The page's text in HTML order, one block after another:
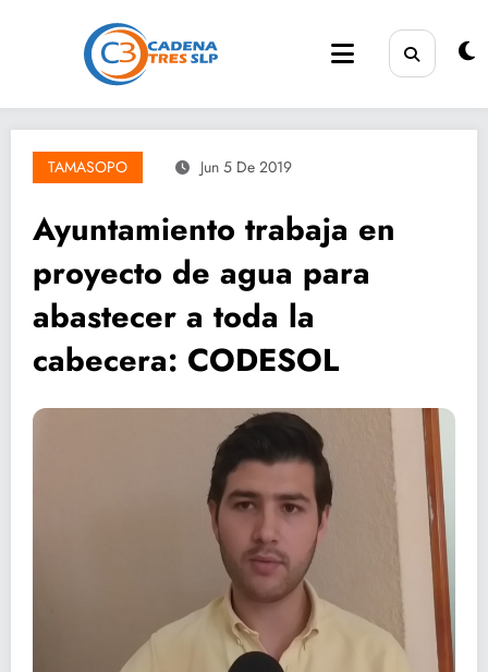
TAMASOPO Jun 5 De 2019
Ayuntamiento trabaja en
proyecto de agua para
abastecer a toda la
cabecera: CODESOL